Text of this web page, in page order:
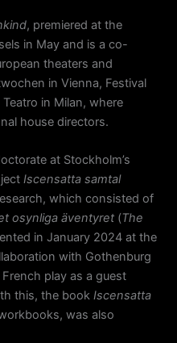
, premiered at the
in May and is a co-
theaters and
in Vienna, Festival
Teatro in Milan, where
house directors.
at Stockholm’s
Iscensatta samtal
which consisted of
osynliga äventyret (The
in January 2024 at the
with Gothenburg
play as a guest
this, the book Iscensatta
was also